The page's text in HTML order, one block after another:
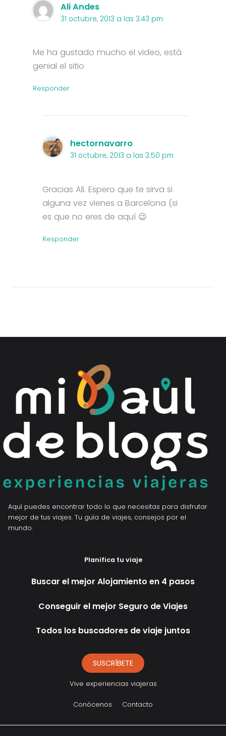
Ali Andes
31 octubre, 2013 a las 3:43 pm
Me ha gustado mucho el video, está
genial el sitio
Responder
hectornavarro
31 octubre, 2013 a las 3:50 pm
Gracias Ali. Espero que te sirva si
alguna vez vienes a Barcelona (si
es que no eres de aquí 😉
Responder
Aquí puedes encontrar todo lo que necesitas para disfrutar
mejor de tus viajes. Tu guía de viajes, consejos por el
mundo.
Planifica tu viaje
Buscar el mejor Alojamiento en 4 pasos
Conseguir el mejor Seguro de Viajes
Todos los buscadores de viaje juntos
SUSCRÍBETE
Vive experiencias viajeras
Conócenos Contacto